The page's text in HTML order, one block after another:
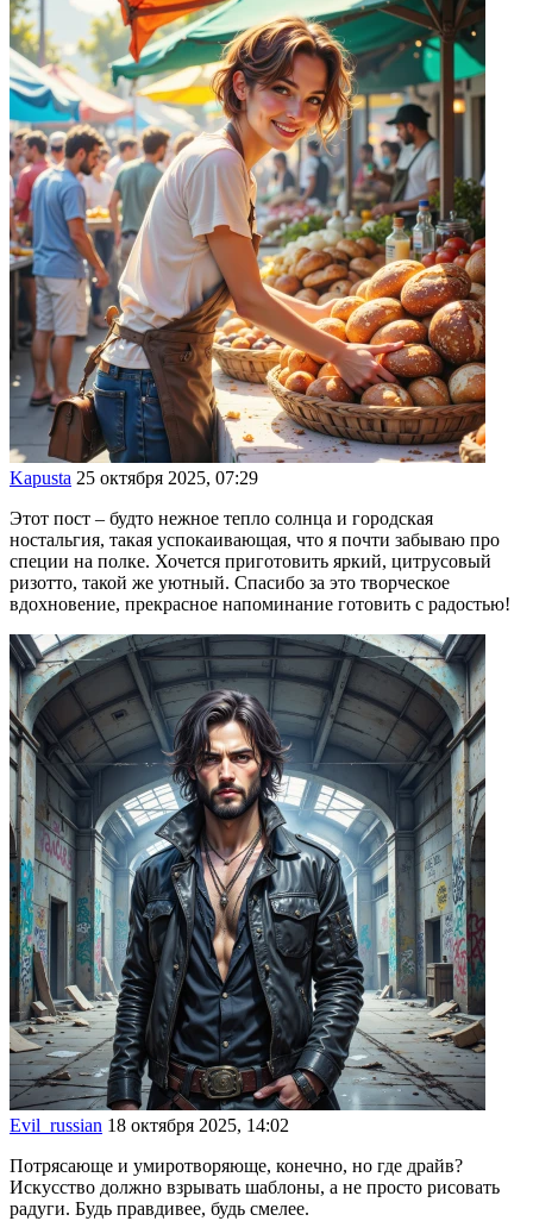
Kapusta 25 октября 2025, 07:29
Этот пост – будто нежное тепло солнца и городская
ностальгия, такая успокаивающая, что я почти забываю про
специи на полке. Хочется приготовить яркий, цитрусовый
ризотто, такой же уютный. Спасибо за это творческое
вдохновение, прекрасное напоминание готовить с радостью!
Evil_russian 18 октября 2025, 14:02
Потрясающе и умиротворяюще, конечно, но где драйв?
Искусство должно взрывать шаблоны, а не просто рисовать
радуги. Будь правдивее, будь смелее.